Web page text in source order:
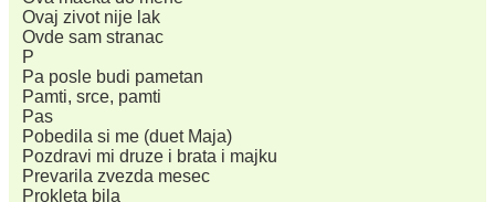
Ovaj zivot nije lak
Ovde sam stranac
P
Pa posle budi pametan
Pamti, srce, pamti
Pas
Pobedila si me (duet Maja)
Pozdravi mi druze i brata i majku
Prevarila zvezda mesec
Prokleta bila